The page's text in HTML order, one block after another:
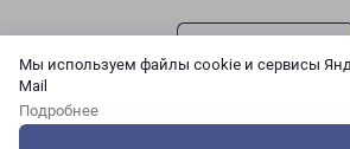
Мы используем файлы cookie и сервисы
Mail
Подробнее